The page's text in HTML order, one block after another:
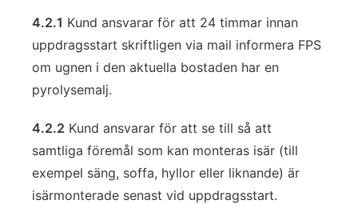
4.2.1 Kund ansvarar för att 24 timmar innan
uppdragsstart skriftligen via mail informera FPS
om ugnen i den aktuella bostaden har en
pyrolysemalj.
4.2.2 Kund ansvarar för att se till så att
samtliga föremål som kan monteras isär (till
exempel säng, soffa, hyllor eller liknande) är
isärmonterade senast vid uppdragsstart.